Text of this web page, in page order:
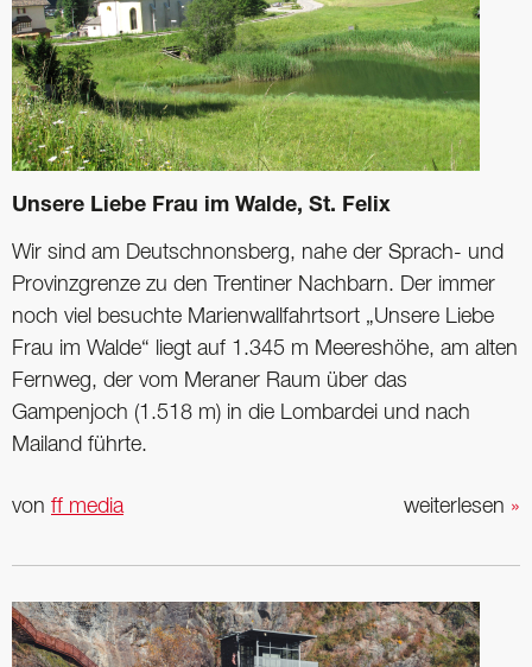
Unsere Liebe Frau im Walde, St. Felix
Wir sind am Deutschnonsberg, nahe der Sprach- und
Provinzgrenze zu den Trentiner Nachbarn. Der immer
noch viel besuchte Marienwallfahrtsort „Unsere Liebe
Frau im Walde“ liegt auf 1.345 m Meereshöhe, am alten
Fernweg, der vom Meraner Raum über das
Gampenjoch (1.518 m) in die Lombardei und nach
Mailand führte.
weiterlesen »
von ff media